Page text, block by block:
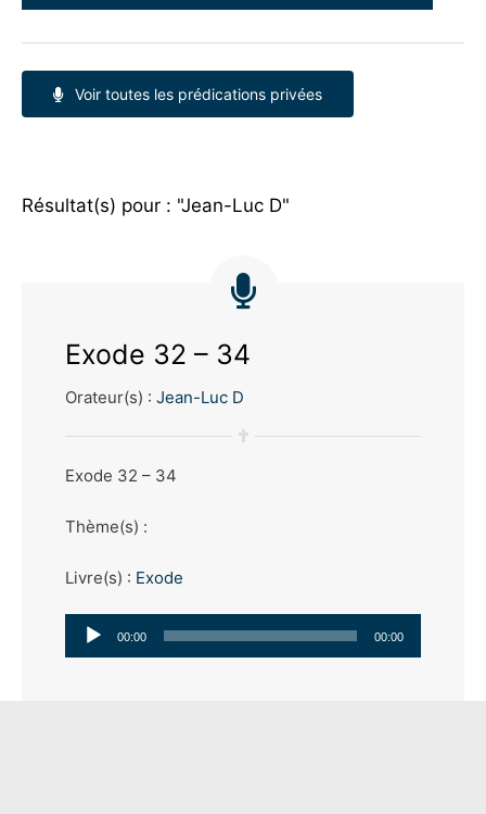
Voir toutes les prédications privées
Résultat(s) pour : "Jean-Luc D"
Exode 32 – 34
Orateur(s) : Jean-Luc D
Exode 32 – 34
Thème(s) :
Livre(s) : Exode
Lecteur
00:00 00:00